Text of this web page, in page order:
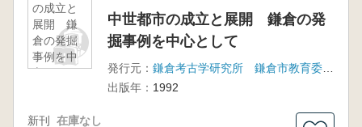
の成立と
展開 鎌
倉の発掘
事例を中
心として
中世都市の成立と展開 鎌倉の発
掘事例を中心として
発行元：
鎌倉考古学研究所 鎌倉市教育委員会
出版年： 1992
新刊 在庫なし